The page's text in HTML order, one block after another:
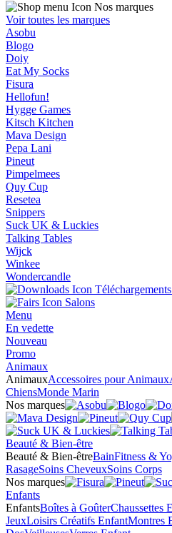
Nos marques
Voir toutes les marques
Asobu
Blogo
Doiy
Eat My Socks
Fisura
Hellofun!
Hygge Games
Kitsch Kitchen
Mava Design
Pepa Lani
Pineut
Pimpelmees
Quy Cup
Resetea
Snippers
Suck UK & Luckies
Talking Tables
Wijck
Winkee
Wondercandle
Téléchargements
Salons
Menu
En vedette
Nouveau
Promo
Animaux
AnimauxAccessoires pour Animaux
ChiensMonde Marin
Nos marques
Beauté & Bien-être
Beauté & Bien-êtreBainFitness &
RasageSoins CheveuxSoins Corps
Nos marques
Enfants
EnfantsBoîtes à GoûterChaussettes
JeuxLoisirs Créatifs EnfantMontres